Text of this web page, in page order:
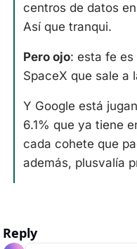
centros de datos
Así que tranqui.
Pero ojo: esta fe es
SpaceX que sale a
Y Google está
6.1% que ya tiene
cada cohete que
además, plusvalía
Reply